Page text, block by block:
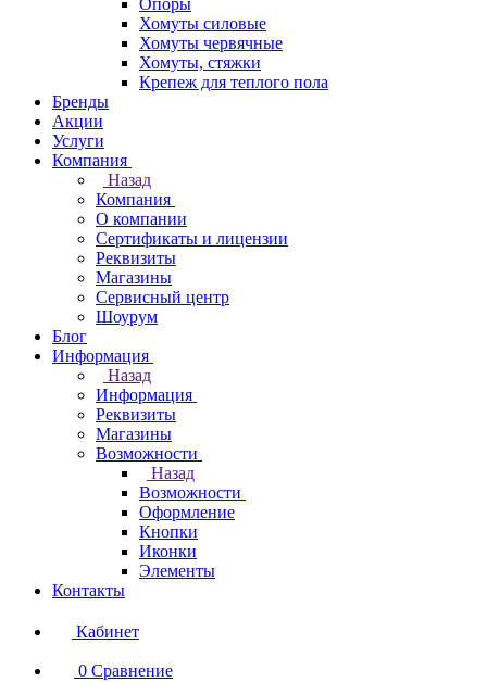
Опоры
Хомуты силовые
Хомуты червячные
Хомуты, стяжки
Крепеж для теплого пола
Бренды
Акции
Услуги
Компания
Назад
Компания
О компании
Сертификаты и лицензии
Реквизиты
Магазины
Сервисный центр
Шоурум
Блог
Информация
Назад
Информация
Реквизиты
Магазины
Возможности
Назад
Возможности
Оформление
Кнопки
Иконки
Элементы
Контакты
Кабинет
0 Сравнение